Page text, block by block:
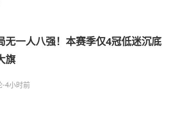
无一人八强！本赛季仅4冠低迷沉底
旗
-4小时前